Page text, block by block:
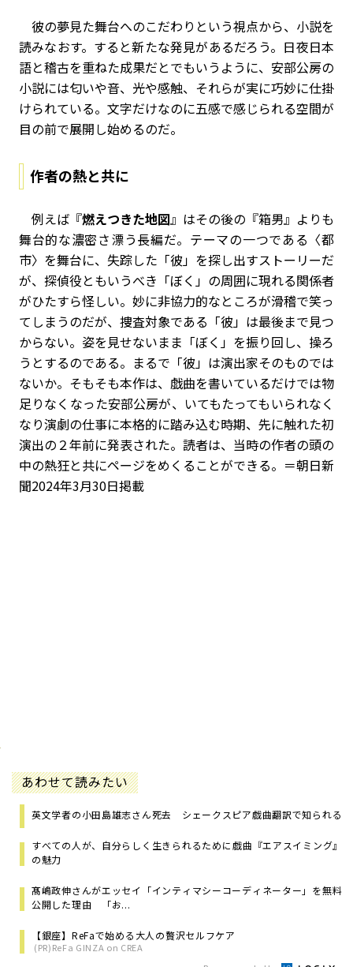
彼の夢見た舞台へのこだわりという視点から、小説を
読みなおす。すると新たな発見があるだろう。日夜日本
語と稽古を重ねた成果だとでもいうように、安部公房の
小説には匂いや音、光や感触、それらが実に巧妙に仕掛
けられている。文字だけなのに五感で感じられる空間が
目の前で展開し始めるのだ。
作者の熱と共に
例えば『燃えつきた地図』はその後の『箱男』よりも
舞台的な濃密さ漂う長編だ。テーマの一つである〈都
市〉を舞台に、失踪した「彼」を探し出すストーリーだ
が、探偵役ともいうべき「ぼく」の周囲に現れる関係者
がひたすら怪しい。妙に非協力的なところが滑稽で笑っ
てしまうのだが、捜査対象である「彼」は最後まで見つ
からない。姿を見せないまま「ぼく」を振り回し、操ろ
うとするのである。まるで「彼」は演出家そのものでは
ないか。そもそも本作は、戯曲を書いているだけでは物
足りなくなった安部公房が、いてもたってもいられなく
なり演劇の仕事に本格的に踏み込む時期、先に触れた初
演出の２年前に発表された。読者は、当時の作者の頭の
中の熱狂と共にページをめくることができる。＝朝日新
聞2024年3月30日掲載
あわせて読みたい
英文学者の小田島雄志さん死去 シェークスピア戯曲翻訳で知られる
すべての人が、自分らしく生きられるために――戯曲『エアスイミング』
の魅力
髙嶋政伸さんがエッセイ「インティマシーコーディネーター」を無料
公開した理由 「お...
【銀座】ReFaで始める大人の贅沢セルフケア
(PR)ReFa GINZA on CREA